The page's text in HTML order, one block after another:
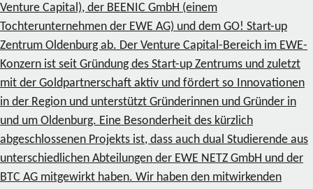
Venture Capital), der BEENIC GmbH (einem
Tochterunternehmen der EWE AG) und dem GO! Start-up
Zentrum Oldenburg ab. Der Venture Capital-Bereich im EWE-
Konzern ist seit Gründung des Start-up Zentrums und zuletzt
mit der Goldpartnerschaft aktiv und fördert so Innovationen
in der Region und unterstützt Gründerinnen und Gründer in
und um Oldenburg. Eine Besonderheit des kürzlich
abgeschlossenen Projekts ist, dass auch dual Studierende aus
unterschiedlichen Abteilungen der EWE NETZ GmbH und der
BTC AG mitgewirkt haben. Wir haben den mitwirkenden